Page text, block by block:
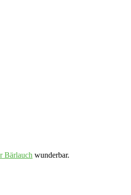
Bärlauch wunderbar.